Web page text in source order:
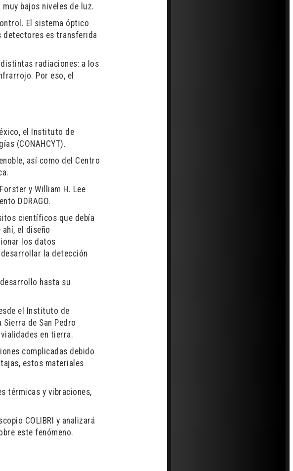
bajos niveles de luz.
El sistema óptico
detectores es transferida
radiaciones: a los
Por eso, el
el Instituto de
(CONAHCYT).
así como del Centro
y William H. Lee
DDRAGO.
científicos que debía
el diseño
los datos
la detección
hasta su
el Instituto de
de San Pedro
en tierra.
complicadas debido
estos materiales
térmicas y vibraciones,
COLIBRI y analizará
este fenómeno.